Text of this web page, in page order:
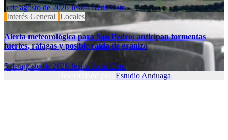
5 de agosto de 2026Jesica Actis Dato
Interés General Locales
Alerta meteorológica para San Pedro: anticipan tormentas
fuertes, ráfagas y posible caída de granizo
5 de agosto de 2026 Jesica Actis Dato
Estudio Anduaga